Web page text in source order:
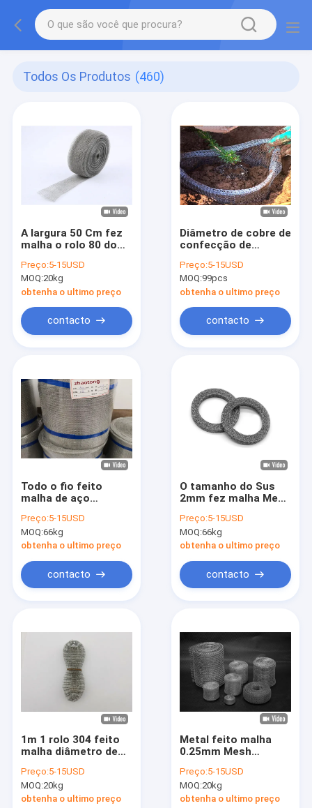
Todos Os Produtos (460)
A largura 50 Cm fez
malha o rolo 80 do
Mat Sus 304 do
comprimento da rede
de arame 125m
Preço:5-15USD
MOQ:20kg
obtenha o ultimo preço
contacto
Diâmetro de cobre de
confecção de
Basket 0.12mm do
protetor da raiz
Preço:5-15USD
MOQ:99pcs
obtenha o ultimo preço
contacto
Todo o fio feito
malha de aço
Rolls Width do metal
250mm para o filtro
Preço:5-15USD
MOQ:66kg
obtenha o ultimo preço
contacto
O tamanho do Sus
2mm fez malha Mesh
inoxidável 22mm
para o filtro líquido
do gás
Preço:5-15USD
MOQ:66kg
obtenha o ultimo preço
contacto
1m 1 rolo 304 feito
malha diâmetro de
0.15mm do fio
Preço:5-15USD
MOQ:20kg
obtenha o ultimo preço
Metal feito malha
0.25mm Mesh
largura 400mm para
o desembaçador
Preço:5-15USD
MOQ:20kg
obtenha o ultimo preço